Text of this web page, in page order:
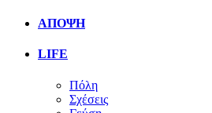
ΑΠΟΨΗ
LIFE
Πόλη
Σχέσεις